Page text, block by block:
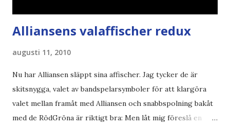
Alliansens valaffischer redux
augusti 11, 2010
Nu har Alliansen släppt sina affischer. Jag tycker de är
skitsnygga, valet av bandspelarsymboler för att klargöra
valet mellan framåt med Alliansen och snabbspolning bakåt
med de RödGröna är riktigt bra: Men låt mig föreslå en